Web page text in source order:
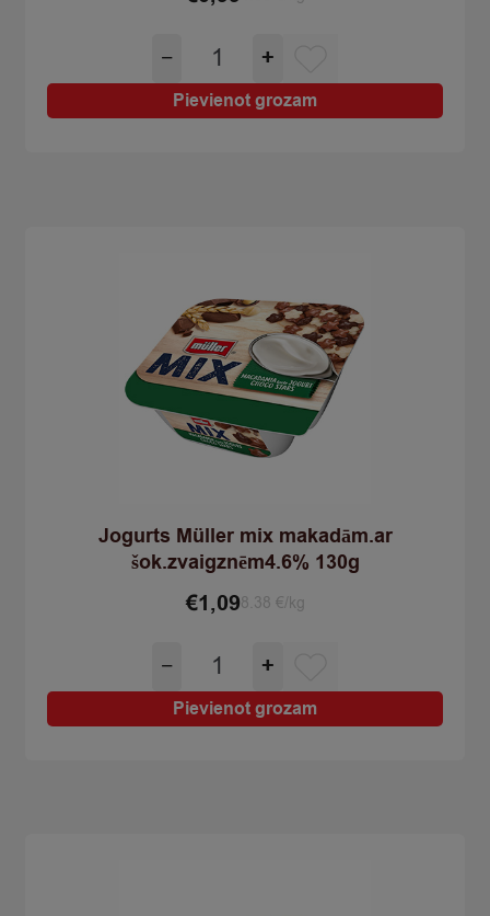
−
Pudiņš
Alma
šokolādes
lazdu
+
Pievienot grozam
Jogurts Müller mix makadām.ar
šok.zvaigznēm4.6% 130g
€1,098.38 €/kg
−
Jogurts
Müller
mix
makadām.ar
+
Pievienot grozam